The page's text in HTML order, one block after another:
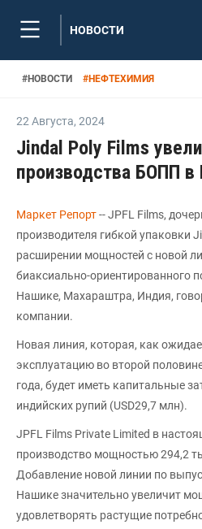
НОВОСТИ
#НОВОСТИ #НЕФТЕХИМИЯ
22 Августа, 2024
Jindal Poly Films
производства БОПП в
Маркет Репорт-- JPFL Films,
производителя гибкой упаковки
расширении мощностей с новой
биаксиально-ориентированного
Нашике, Махараштра, Индия,
компании.
Новая линия, которая, как
эксплуатацию во второй
года, будет иметь капитальные
индийских рупий (USD29,7 млн).
JPFL Films Private Limited в
производство мощностью 294,2
Добавление новой линии по
Нашике значительно увеличит
удовлетворять растущие